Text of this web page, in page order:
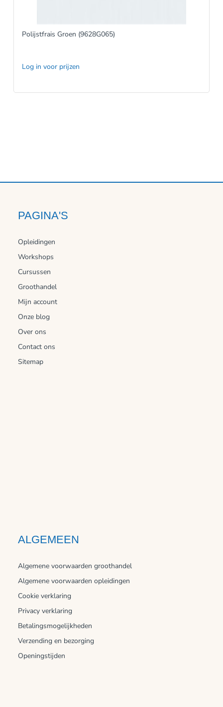
Polijstfrais Groen (9628G065)
Log in voor prijzen
PAGINA'S
Opleidingen
Workshops
Cursussen
Groothandel
Mijn account
Onze blog
Over ons
Contact ons
Sitemap
ALGEMEEN
Algemene voorwaarden groothandel
Algemene voorwaarden opleidingen
Cookie verklaring
Privacy verklaring
Betalingsmogelijkheden
Verzending en bezorging
Openingstijden